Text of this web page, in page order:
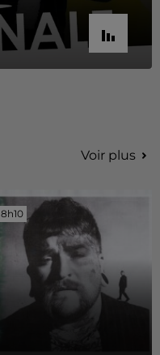
Voir plus
8h10
8h10